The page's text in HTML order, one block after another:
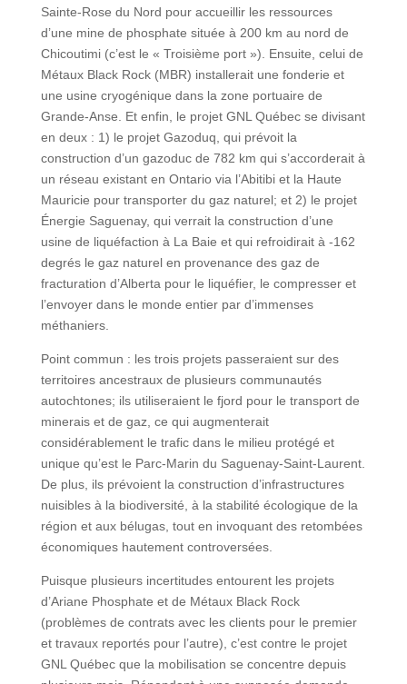
Sainte-Rose du Nord pour accueillir les ressources
d’une mine de phosphate située à 200 km au nord de
Chicoutimi (c’est le « Troisième port »). Ensuite, celui de
Métaux Black Rock (MBR) installerait une fonderie et
une usine cryogénique dans la zone portuaire de
Grande-Anse. Et enfin, le projet GNL Québec se divisant
en deux : 1) le projet Gazoduq, qui prévoit la
construction d’un gazoduc de 782 km qui s’accorderait à
un réseau existant en Ontario via l’Abitibi et la Haute
Mauricie pour transporter du gaz naturel; et 2) le projet
Énergie Saguenay, qui verrait la construction d’une
usine de liquéfaction à La Baie et qui refroidirait à -162
degrés le gaz naturel en provenance des gaz de
fracturation d’Alberta pour le liquéfier, le compresser et
l’envoyer dans le monde entier par d’immenses
méthaniers.
Point commun : les trois projets passeraient sur des
territoires ancestraux de plusieurs communautés
autochtones; ils utiliseraient le fjord pour le transport de
minerais et de gaz, ce qui augmenterait
considérablement le trafic dans le milieu protégé et
unique qu’est le Parc-Marin du Saguenay-Saint-Laurent.
De plus, ils prévoient la construction d’infrastructures
nuisibles à la biodiversité, à la stabilité écologique de la
région et aux bélugas, tout en invoquant des retombées
économiques hautement controversées.
Puisque plusieurs incertitudes entourent les projets
d’Ariane Phosphate et de Métaux Black Rock
(problèmes de contrats avec les clients pour le premier
et travaux reportés pour l’autre), c’est contre le projet
GNL Québec que la mobilisation se concentre depuis